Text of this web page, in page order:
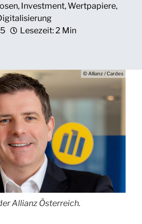
, Investment,Wertpapiere,
Lesezeit: 2 Min
© Allianz / Cardes
Allianz Österreich.